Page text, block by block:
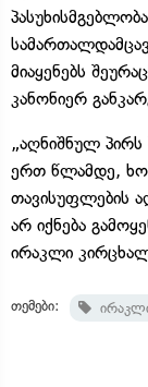
მიაყენებს
კანონიერ
„აღნიშნულ
ერთ წლამდე,
თავისუფლების
არ იქნება
ირაკლი
თემები: